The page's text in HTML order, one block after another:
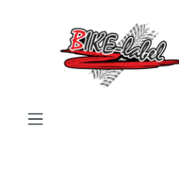
Zum Hauptinhalt springen